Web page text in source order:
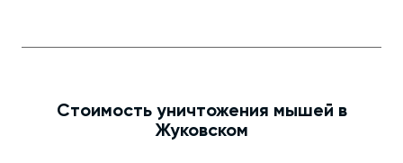
Стоимость уничтожения мышей в
Жуковском